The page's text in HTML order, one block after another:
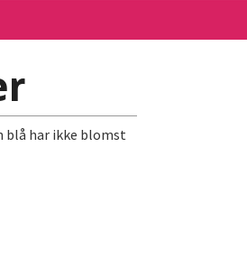
blå har ikke blomst